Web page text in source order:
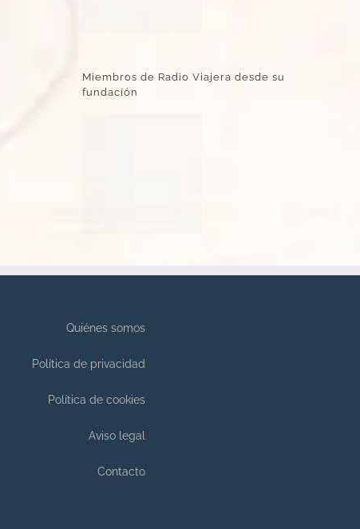
Miembros de Radio Viajera desde su
fundación
Quiénes somos
Política de privacidad
Política de cookies
Aviso legal
Contacto